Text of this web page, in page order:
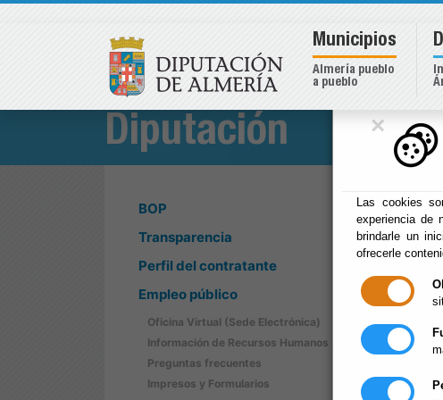
×
Las cookies
experiencia de
brindarle un
ofrecerle
Diputación
BOP
Transparencia
Perfil del contratante
Empleo público
Oficina Virtual (Sede Electrónica)
Información de Recursos Humanos
Preguntas frecuentes
Impresos y Formularios
Municipios
Almería pueblo
a pueblo